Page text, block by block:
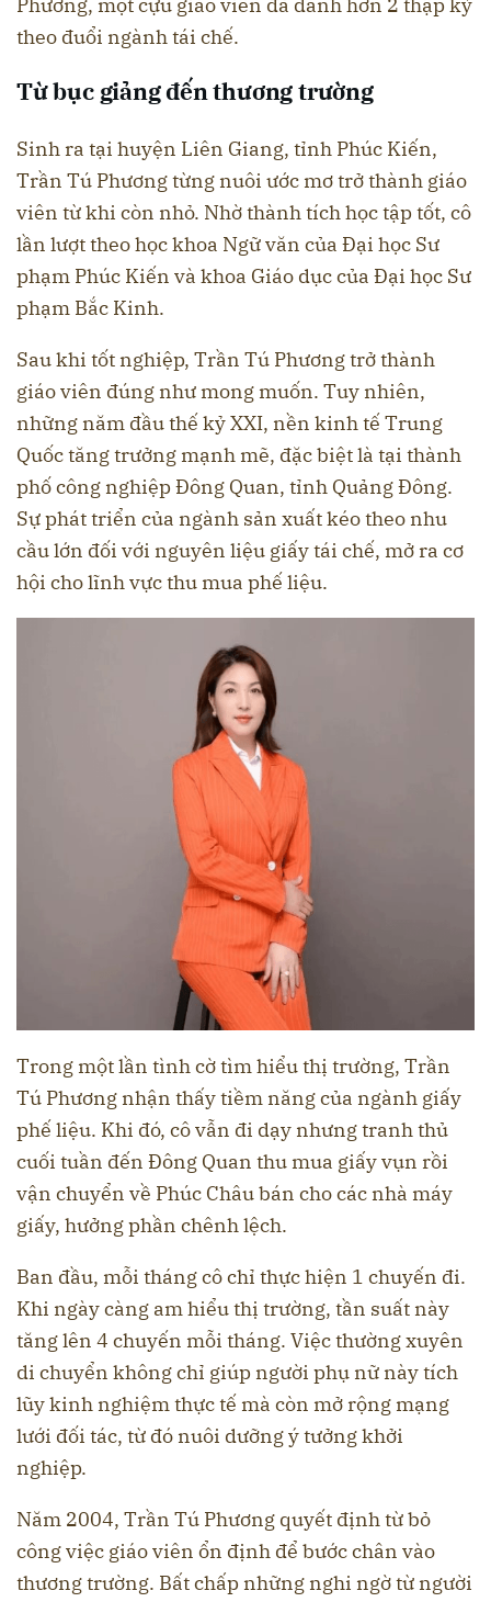
Phương, một cựu giáo viên đã dành hơn 2 thập kỷ
theo đuổi ngành tái chế.
Từ bục giảng đến thương trường
Sinh ra tại huyện Liên Giang, tỉnh Phúc Kiến,
Trần Tú Phương từng nuôi ước mơ trở thành giáo
viên từ khi còn nhỏ. Nhờ thành tích học tập tốt, cô
lần lượt theo học khoa Ngữ văn của Đại học Sư
phạm Phúc Kiến và khoa Giáo dục của Đại học Sư
phạm Bắc Kinh.
Sau khi tốt nghiệp, Trần Tú Phương trở thành
giáo viên đúng như mong muốn. Tuy nhiên,
những năm đầu thế kỷ XXI, nền kinh tế Trung
Quốc tăng trưởng mạnh mẽ, đặc biệt là tại thành
phố công nghiệp Đông Quan, tỉnh Quảng Đông.
Sự phát triển của ngành sản xuất kéo theo nhu
cầu lớn đối với nguyên liệu giấy tái chế, mở ra cơ
hội cho lĩnh vực thu mua phế liệu.
Trong một lần tình cờ tìm hiểu thị trường, Trần
Tú Phương nhận thấy tiềm năng của ngành giấy
phế liệu. Khi đó, cô vẫn đi dạy nhưng tranh thủ
cuối tuần đến Đông Quan thu mua giấy vụn rồi
vận chuyển về Phúc Châu bán cho các nhà máy
giấy, hưởng phần chênh lệch.
Ban đầu, mỗi tháng cô chỉ thực hiện 1 chuyến đi.
Khi ngày càng am hiểu thị trường, tần suất này
tăng lên 4 chuyến mỗi tháng. Việc thường xuyên
di chuyển không chỉ giúp người phụ nữ này tích
lũy kinh nghiệm thực tế mà còn mở rộng mạng
lưới đối tác, từ đó nuôi dưỡng ý tưởng khởi
nghiệp.
Năm 2004, Trần Tú Phương quyết định từ bỏ
công việc giáo viên ổn định để bước chân vào
thương trường. Bất chấp những nghi ngờ từ người